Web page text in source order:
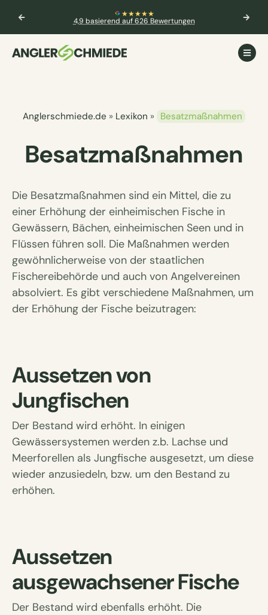
★★★★★
4,9 basierend auf 626 Bewertungen
Anglerschmiede.de » Lexikon » Besatzmaßnahmen
Besatzmaßnahmen
Die Besatzmaßnahmen sind ein Mittel, die zu
einer Erhöhung der einheimischen Fische in
Gewässern, Bächen, einheimischen Seen und in
Flüssen führen soll. Die Maßnahmen werden
gewöhnlicherweise von der staatlichen
Fischereibehörde und auch von Angelvereinen
absolviert. Es gibt verschiedene Maßnahmen, um
der Erhöhung der Fische beizutragen:
Aussetzen von
Jungfischen
Der Bestand wird erhöht. In einigen
Gewässersystemen werden z.b. Lachse und
Meerforellen als Jungfische ausgesetzt, um diese
wieder anzusiedeln, bzw. um den Bestand zu
erhöhen.
Aussetzen
ausgewachsener Fische
Der Bestand wird ebenfalls erhöht. Die